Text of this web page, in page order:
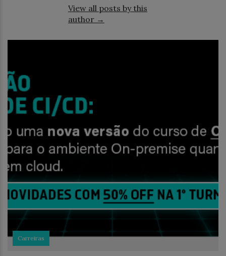
View all posts by this
author →
Carreiras